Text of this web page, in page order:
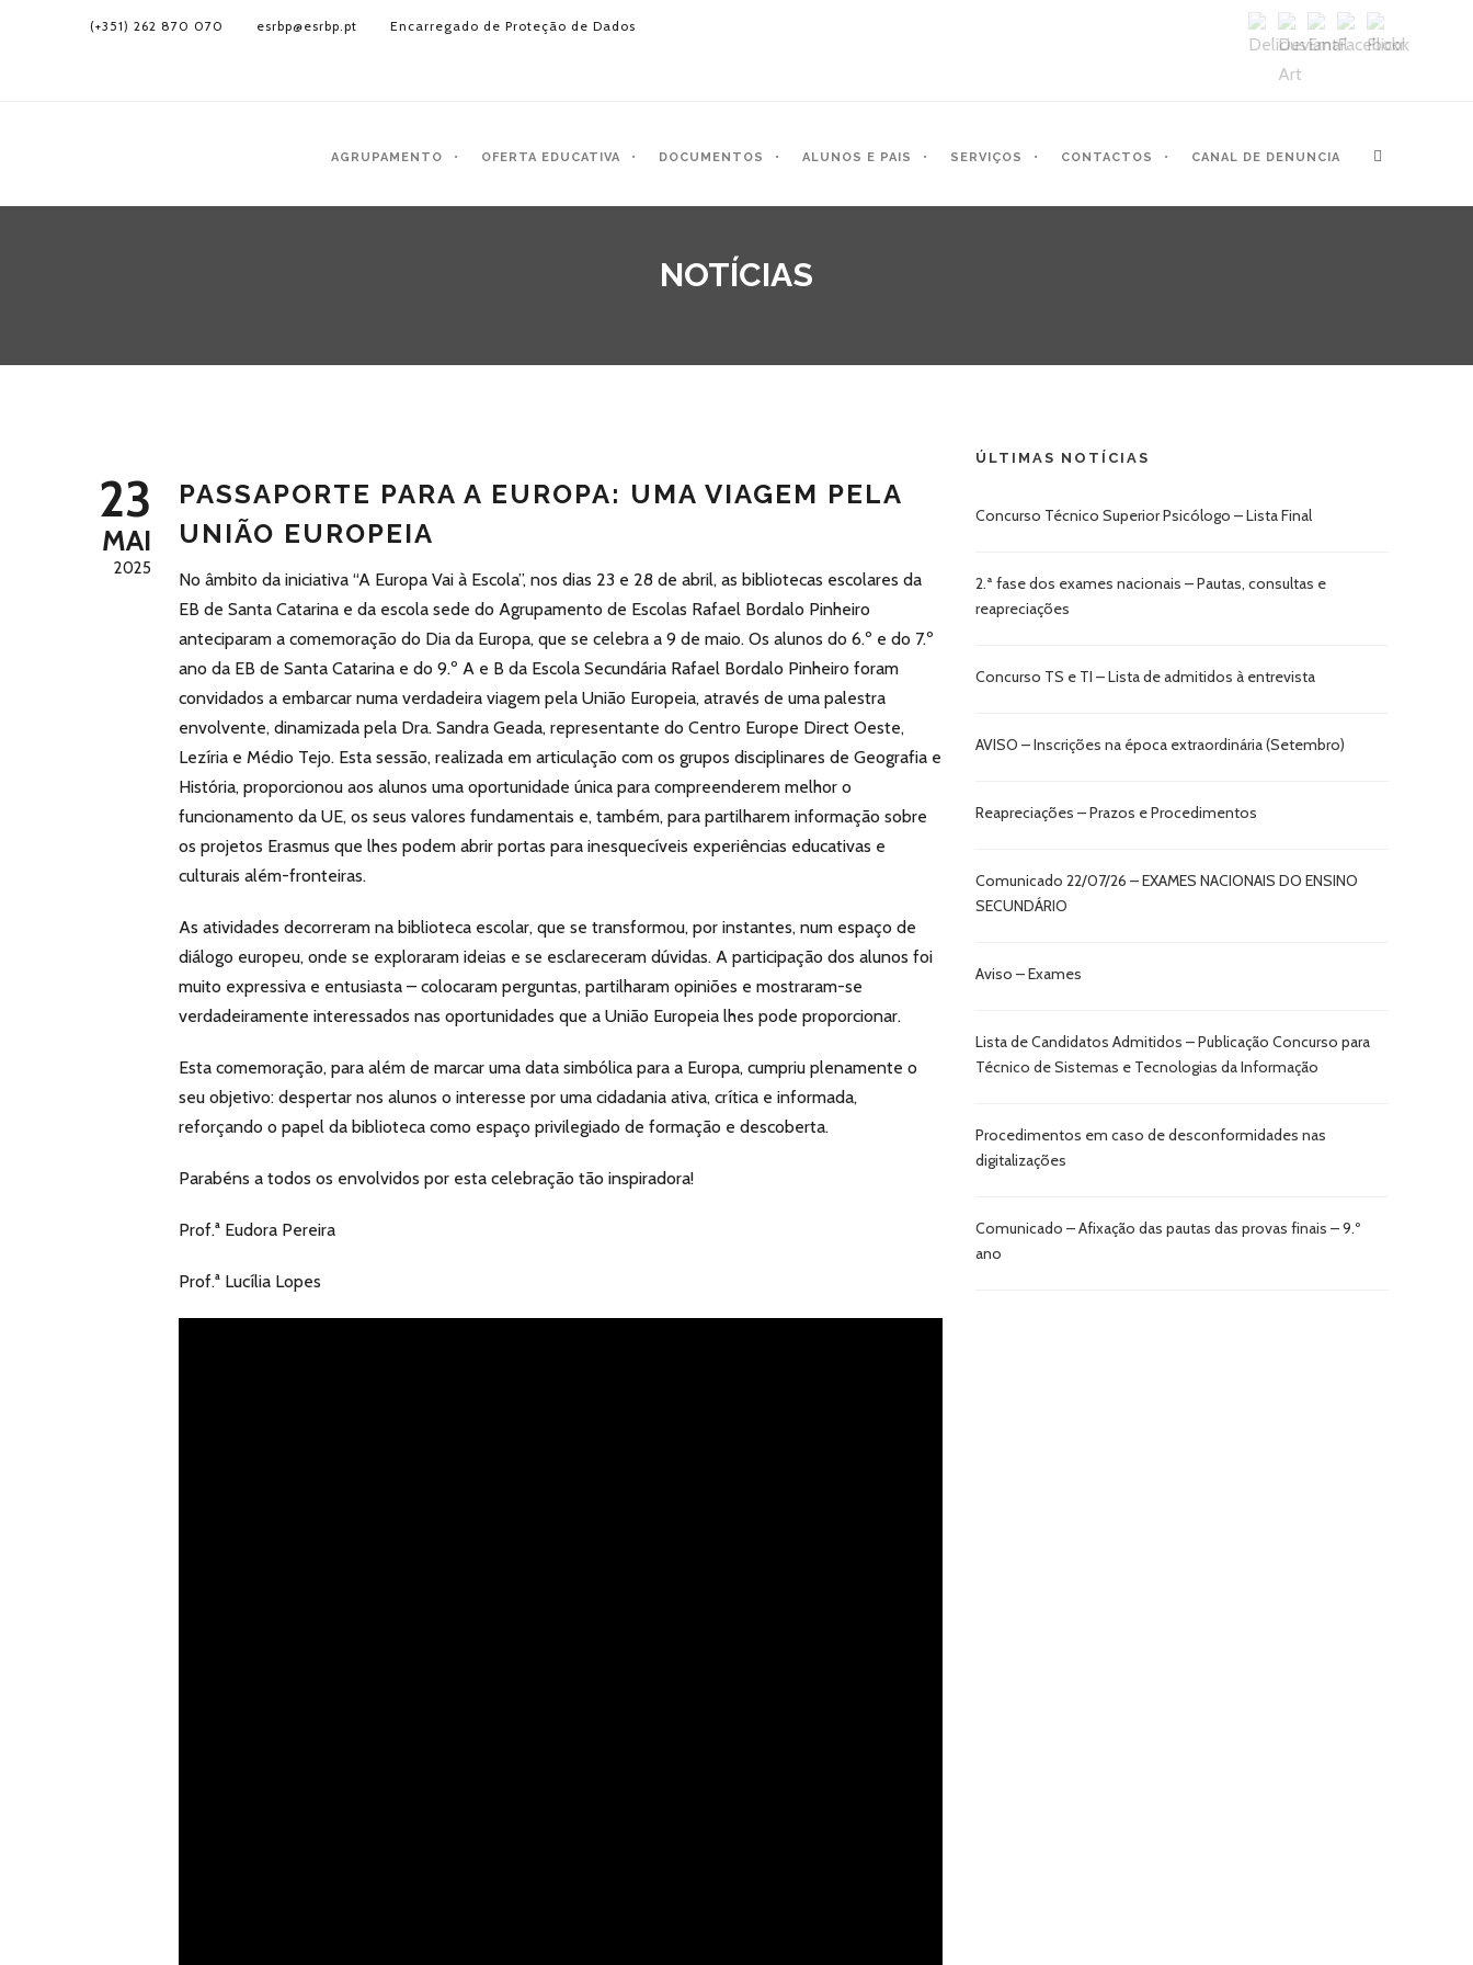
(+351) 262 870 070 esrbp@esrbp.pt Encarregado de Proteção de Dados
AGRUPAMENTO OFERTA EDUCATIVA DOCUMENTOS ALUNOS E PAIS SERVIÇOS CONTACTOS CANAL DE DENUNCIA
NOTÍCIAS
23
MAI
2025
PASSAPORTE PARA A EUROPA: UMA VIAGEM PELA
UNIÃO EUROPEIA
No âmbito da iniciativa “A Europa Vai à Escola”, nos dias 23 e 28 de abril, as bibliotecas escolares da
EB de Santa Catarina e da escola sede do Agrupamento de Escolas Rafael Bordalo Pinheiro
anteciparam a comemoração do Dia da Europa, que se celebra a 9 de maio. Os alunos do 6.º e do 7.º
ano da EB de Santa Catarina e do 9.º A e B da Escola Secundária Rafael Bordalo Pinheiro foram
convidados a embarcar numa verdadeira viagem pela União Europeia, através de uma palestra
envolvente, dinamizada pela Dra. Sandra Geada, representante do Centro Europe Direct Oeste,
Lezíria e Médio Tejo. Esta sessão, realizada em articulação com os grupos disciplinares de Geografia e
História, proporcionou aos alunos uma oportunidade única para compreenderem melhor o
funcionamento da UE, os seus valores fundamentais e, também, para partilharem informação sobre
os projetos Erasmus que lhes podem abrir portas para inesquecíveis experiências educativas e
culturais além-fronteiras.
As atividades decorreram na biblioteca escolar, que se transformou, por instantes, num espaço de
diálogo europeu, onde se exploraram ideias e se esclareceram dúvidas. A participação dos alunos foi
muito expressiva e entusiasta – colocaram perguntas, partilharam opiniões e mostraram-se
verdadeiramente interessados nas oportunidades que a União Europeia lhes pode proporcionar.
Esta comemoração, para além de marcar uma data simbólica para a Europa, cumpriu plenamente o
seu objetivo: despertar nos alunos o interesse por uma cidadania ativa, crítica e informada,
reforçando o papel da biblioteca como espaço privilegiado de formação e descoberta.
Parabéns a todos os envolvidos por esta celebração tão inspiradora!
Prof.ª Eudora Pereira
Prof.ª Lucília Lopes
ÚLTIMAS NOTÍCIAS
Concurso Técnico Superior Psicólogo – Lista Final
2.ª fase dos exames nacionais – Pautas, consultas e
reapreciações
Concurso TS e TI – Lista de admitidos à entrevista
AVISO – Inscrições na época extraordinária (Setembro)
Reapreciações – Prazos e Procedimentos
Comunicado 22/07/26 – EXAMES NACIONAIS DO ENSINO
SECUNDÁRIO
Aviso – Exames
Lista de Candidatos Admitidos – Publicação Concurso para
Técnico de Sistemas e Tecnologias da Informação
Procedimentos em caso de desconformidades nas
digitalizações
Comunicado – Afixação das pautas das provas finais – 9.º
ano